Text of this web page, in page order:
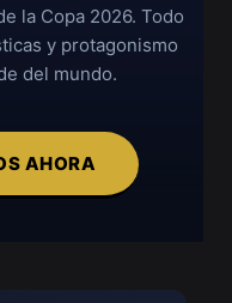
la Copa 2026. Todo
y protagonismo
del mundo.
AHORA